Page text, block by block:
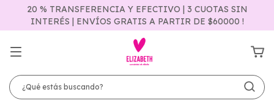
20 % TRANSFERENCIA Y EFECTIVO | 3 CUOTAS SIN
INTERÉS | ENVÍOS GRATIS A PARTIR DE $60000 !